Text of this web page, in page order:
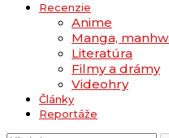
Recenzie
Anime
Manga,
Literatúra
Filmy a drámy
Videohry
Články
Reportáže